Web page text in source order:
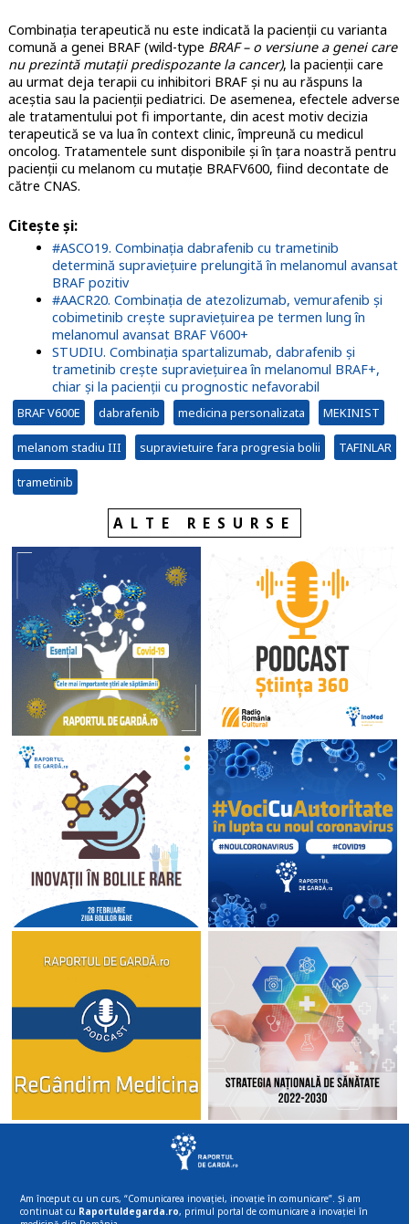
Combinația terapeutică nu este indicată la pacienții cu varianta
comună a genei BRAF (wild-type BRAF – o versiune a genei care
nu prezintă mutații predispozante la cancer), la pacienții care
au urmat deja terapii cu inhibitori BRAF și nu au răspuns la
aceștia sau la pacienții pediatrici. De asemenea, efectele adverse
ale tratamentului pot fi importante, din acest motiv decizia
terapeutică se va lua în context clinic, împreună cu medicul
oncolog. Tratamentele sunt disponibile și în țara noastră pentru
pacienții cu melanom cu mutație BRAFV600, fiind decontate de
către CNAS.
Citește și:
#ASCO19. Combinația dabrafenib cu trametinib
determină supraviețuire prelungită în melanomul avansat
BRAF pozitiv
#AACR20. Combinația de atezolizumab, vemurafenib și
cobimetinib crește supraviețuirea pe termen lung în
melanomul avansat BRAF V600+
STUDIU. Combinația spartalizumab, dabrafenib și
trametinib crește supraviețuirea în melanomul BRAF+,
chiar și la pacienții cu prognostic nefavorabil
BRAF V600E dabrafenib medicina personalizata MEKINIST
melanom stadiu III supravietuire fara progresia bolii TAFINLAR
trametinib
ALTE RESURSE
Am început cu un curs, “Comunicarea inovației, inovație în comunicare”. Și am
continuat cu Raportuldegarda.ro, primul portal de comunicare a inovației în